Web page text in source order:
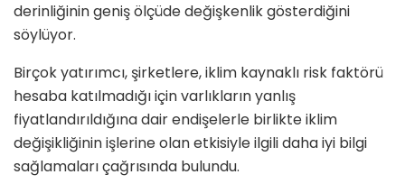
derinliğinin geniş ölçüde değişkenlik gösterdiğini
söylüyor.
Birçok yatırımcı, şirketlere, iklim kaynaklı risk faktörü
hesaba katılmadığı için varlıkların yanlış
fiyatlandırıldığına dair endişelerle birlikte iklim
değişikliğinin işlerine olan etkisiyle ilgili daha iyi bilgi
sağlamaları çağrısında bulundu.